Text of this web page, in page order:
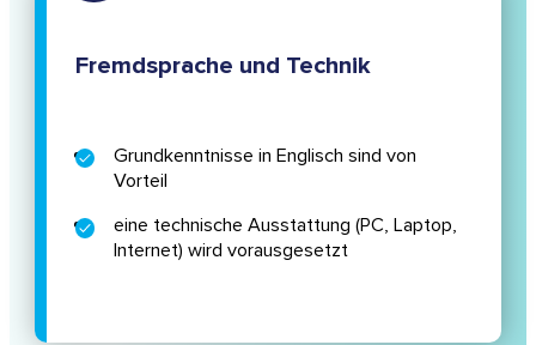
Fremdsprache und Technik
Grundkenntnisse in Englisch sind von
Vorteil
eine technische Ausstattung (PC, Laptop,
Internet) wird vorausgesetzt